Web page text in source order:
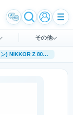
その他
Nikon(ニコン) NIKKOR Z 800mm f/6.3 VR S